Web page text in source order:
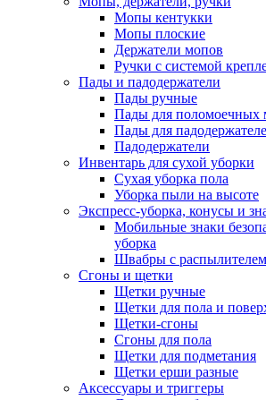
Мопы кентукки
Мопы плоские
Держатели мопов
Ручки с системой
Пады и падодержатели
Пады ручные
Пады для поломоечных
Пады для
Падодержатели
Инвентарь для сухой уборки
Сухая уборка пола
Уборка пыли на высоте
Экспресс-уборка, конусы и
Мобильные знаки
уборка
Швабры с
Сгоны и щетки
Щетки ручные
Щетки для пола и
Щетки-сгоны
Сгоны для пола
Щетки для подметания
Щетки ерши разные
Аксессуары и триггеры